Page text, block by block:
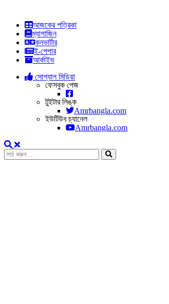
আজকের পত্রিকা
ম্যাগাজিন
কনভার্টার
ই-পেপার
আর্কাইভ
সোশ্যাল মিডিয়া
ফেসবুক পেজ
টুইটার লিঙ্ক
Amrbangla.com
ইউটিউব চ্যানেল
Amrbangla.com